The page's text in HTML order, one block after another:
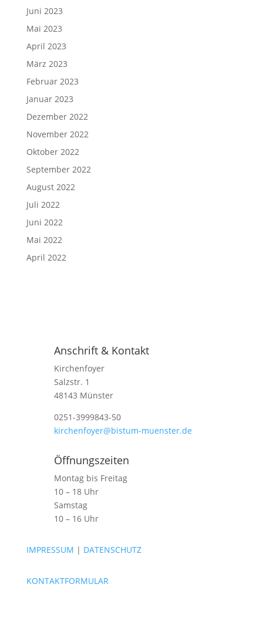
Juni 2023
Mai 2023
April 2023
März 2023
Februar 2023
Januar 2023
Dezember 2022
November 2022
Oktober 2022
September 2022
August 2022
Juli 2022
Juni 2022
Mai 2022
April 2022
Anschrift & Kontakt
Kirchenfoyer
Salzstr. 1
48143 Münster
0251-3999843-50
kirchenfoyer@bistum-muenster.de
Öffnungszeiten
Montag bis Freitag
10 – 18 Uhr
Samstag
10 – 16 Uhr
IMPRESSUM | DATENSCHUTZ
KONTAKTFORMULAR